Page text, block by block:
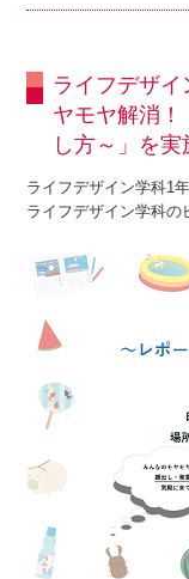
ライフデザ
ヤモヤ解消
し方～」を実
ライフデザイン学科1
ライフデザイン学科の